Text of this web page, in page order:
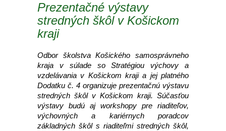
Prezentačné výstavy
stredných škôl v Košickom
kraji
Odbor školstva Košického samosprávneho
kraja v súlade so Stratégiou výchovy a
vzdelávania v Košickom kraji a jej platného
Dodatku č. 4 organizuje prezentačnú výstavu
stredných škôl v Košickom kraji. Súčasťou
výstavy budú aj workshopy pre riaditeľov,
výchovných a kariérnych poradcov
základných škôl s riaditeľmi stredných škôl,